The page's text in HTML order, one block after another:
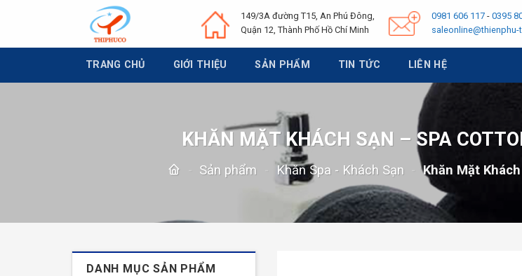
149/3A đường T15, An Phú Đông,
Quận 12, Thành Phố Hồ Chí Minh
0981 606 117- 0395
TRANG CHỦ GIỚI THIỆU SẢN PHẨM TIN TỨC LIÊN HỆ
KHĂN MẶT KHÁCH SẠN – SPA
Sản phẩm Khăn Spa - Khách Sạn Khăn Mặt
DANH MỤC SẢN PHẨM